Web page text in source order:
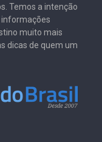
Temos a intenção
informações
muito mais
dicas de quem um